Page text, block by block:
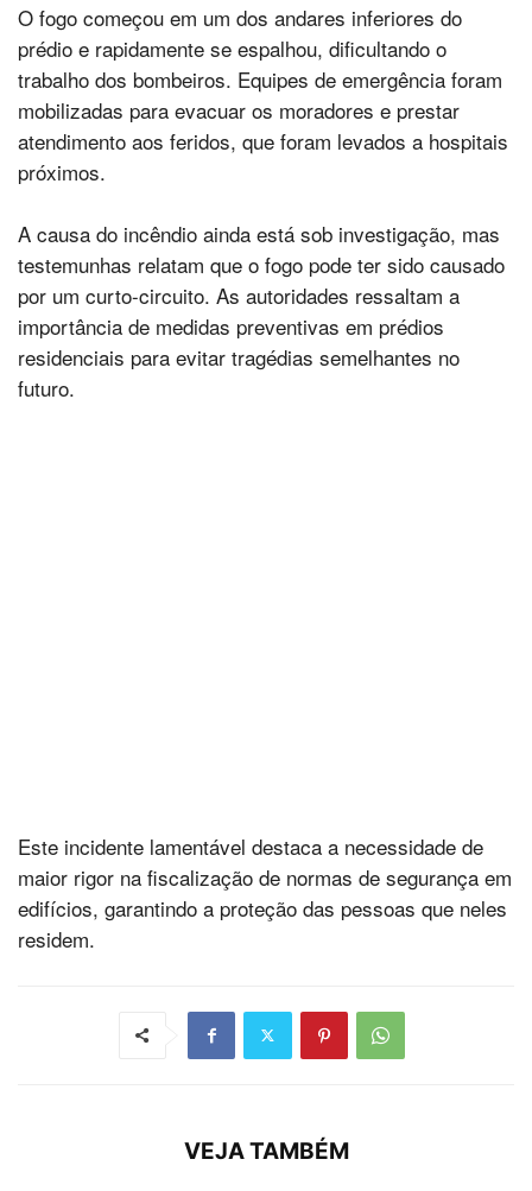
O fogo começou em um dos andares inferiores do
prédio e rapidamente se espalhou, dificultando o
trabalho dos bombeiros. Equipes de emergência foram
mobilizadas para evacuar os moradores e prestar
atendimento aos feridos, que foram levados a hospitais
próximos.
A causa do incêndio ainda está sob investigação, mas
testemunhas relatam que o fogo pode ter sido causado
por um curto-circuito. As autoridades ressaltam a
importância de medidas preventivas em prédios
residenciais para evitar tragédias semelhantes no
futuro.
Este incidente lamentável destaca a necessidade de
maior rigor na fiscalização de normas de segurança em
edifícios, garantindo a proteção das pessoas que neles
residem.
VEJA TAMBÉM